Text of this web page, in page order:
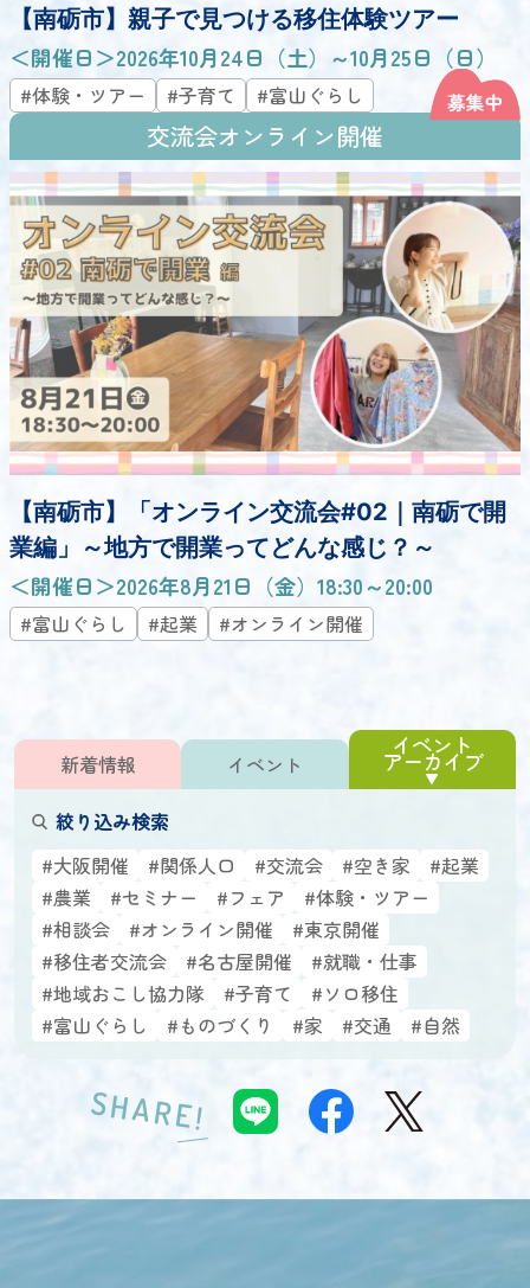
【南砺市】親子で見つける移住体験ツアー
＜開催日＞2026年10月24日（土）～10月25日（日）
#体験・ツアー #子育て #富山ぐらし
交流会オンライン開催
【南砺市】「オンライン交流会#02｜南砺で開
業編」～地方で開業ってどんな感じ？～
＜開催日＞2026年8月21日（金）18:30～20:00
#富山ぐらし #起業 #オンライン開催
新着情報 イベント
イベント
アーカイブ
絞り込み検索
#大阪開催
#関係人口 #交流会 #空き家
#起業
#農業
#セミナー #フェア
#体験・ツアー
#相談会
#オンライン開催
#東京開催
#移住者交流会
#名古屋開催
#就職・仕事
#地域おこし協力隊
#子育て
#ソロ移住
#富山ぐらし
#ものづくり #家 #交通 #自然
SHARE!